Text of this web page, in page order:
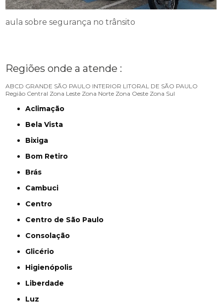
aula sobre segurança no trânsito
Regiões onde a atende :
ABCD GRANDE SÃO PAULO INTERIOR LITORAL DE SÃO PAULO
Região Central Zona Leste Zona Norte Zona Oeste Zona Sul
Aclimação
Bela Vista
Bixiga
Bom Retiro
Brás
Cambuci
Centro
Centro de São Paulo
Consolação
Glicério
Higienópolis
Liberdade
Luz